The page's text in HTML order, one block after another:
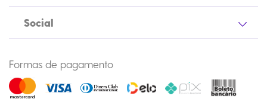
Social
Formas de pagamento